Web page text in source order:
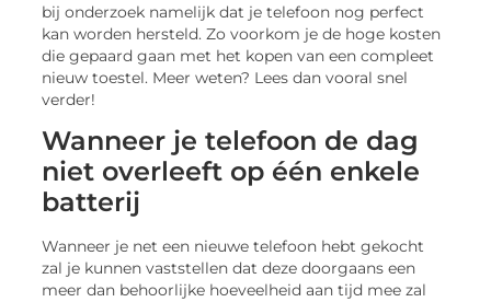
bij onderzoek namelijk dat je telefoon nog perfect
kan worden hersteld. Zo voorkom je de hoge kosten
die gepaard gaan met het kopen van een compleet
nieuw toestel. Meer weten? Lees dan vooral snel
verder!
Wanneer je telefoon de dag
niet overleeft op één enkele
batterij
Wanneer je net een nieuwe telefoon hebt gekocht
zal je kunnen vaststellen dat deze doorgaans een
meer dan behoorlijke hoeveelheid aan tijd mee zal